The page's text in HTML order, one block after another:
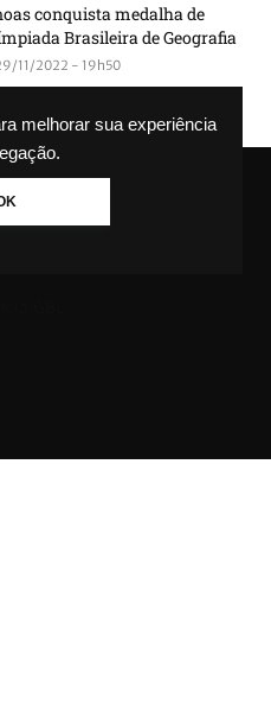
melhorar sua experiência
conquista medalha de
Brasileira de Geografia
11/2022 - 19h50
os direitos reservados.
GBC